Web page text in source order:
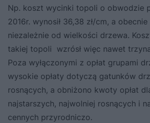
Np. koszt wycinki topoli o obwodzie
2016r. wynosił 36,38 zł/cm, a
niezależnie od wielkości drzewa.
takiej topoli wzrósł więc nawet
Poza wyłączonymi z opłat grupami
wysokie opłaty dotyczą gatunków
rosnących, a obniżono kwoty opłat
najstarszych, najwolniej rosnących i
cennych przyrodniczo.